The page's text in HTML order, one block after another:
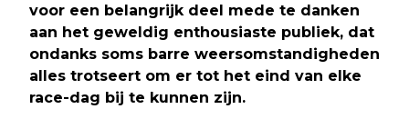
voor een belangrijk deel mede te danken
aan het geweldig enthousiaste publiek, dat
ondanks soms barre weersomstandigheden
alles trotseert om er tot het eind van elke
race-dag bij te kunnen zijn.